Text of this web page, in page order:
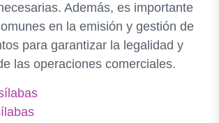
Además, es importante
en la emisión y gestión de
para garantizar la legalidad y
las operaciones comerciales.